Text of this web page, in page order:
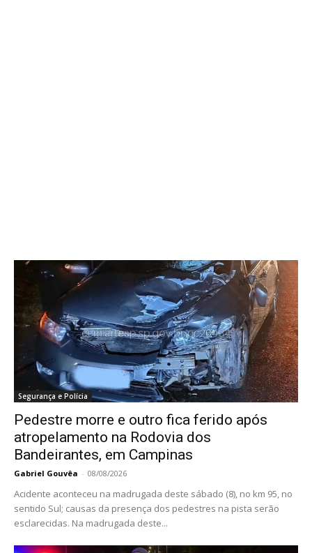
Segurança e Polícia
Pedestre morre e outro fica ferido após
atropelamento na Rodovia dos
Bandeirantes, em Campinas
Gabriel Gouvêa - 08/08/2026
Acidente aconteceu na madrugada deste sábado (8), no km 95, no
sentido Sul; causas da presença dos pedestres na pista serão
esclarecidas. Na madrugada deste...